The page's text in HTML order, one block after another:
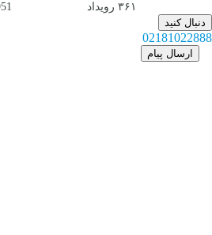
۳۶۱ رویداد
دنبال کنید
02181022888
ارسال پیام